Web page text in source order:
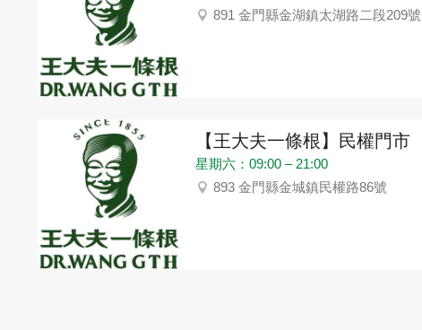
891 金門縣金湖鎮太湖路二段209號
【王大夫一條根】民權門市
星期六：09:00 – 21:00
893 金門縣金城鎮民權路86號